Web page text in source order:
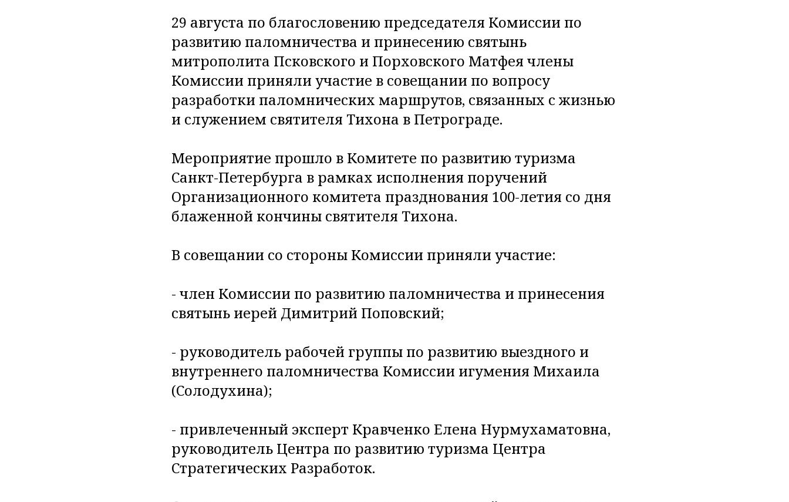
29 августа по благословению председателя Комиссии по
развитию паломничества и принесению святынь
митрополита Псковского и Порховского Матфея члены
Комиссии приняли участие в совещании по вопросу
разработки паломнических маршрутов, связанных с жизнью
и служением святителя Тихона в Петрограде.
Мероприятие прошло в Комитете по развитию туризма
Санкт-Петербурга в рамках исполнения поручений
Организационного комитета празднования 100-летия со дня
блаженной кончины святителя Тихона.
В совещании со стороны Комиссии приняли участие:
- член Комиссии по развитию паломничества и принесения
святынь иерей Димитрий Поповский;
- руководитель рабочей группы по развитию выездного и
внутреннего паломничества Комиссии игумения Михаила
(Солодухина);
- привлеченный эксперт Кравченко Елена Нурмухаматовна,
руководитель Центра по развитию туризма Центра
Стратегических Разработок.